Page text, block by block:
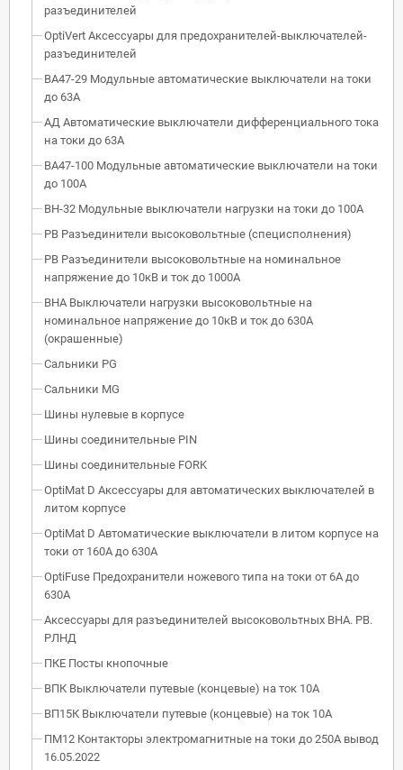
разъединителей
OptiVert Аксессуары для предохранителей-выключателей-
разъединителей
ВА47-29 Модульные автоматические выключатели на токи
до 63А
АД Автоматические выключатели дифференциального тока
на токи до 63А
ВА47-100 Модульные автоматические выключатели на токи
до 100А
ВН-32 Модульные выключатели нагрузки на токи до 100А
РВ Разъединители высоковольтные (специсполнения)
РВ Разъединители высоковольтные на номинальное
напряжение до 10кВ и ток до 1000А
ВНА Выключатели нагрузки высоковольтные на
номинальное напряжение до 10кВ и ток до 630А
(окрашенные)
Сальники PG
Сальники MG
Шины нулевые в корпусе
Шины соединительные PIN
Шины соединительные FORK
OptiMat D Аксессуары для автоматических выключателей в
литом корпусе
OptiMat D Автоматические выключатели в литом корпусе на
токи от 160А до 630А
OptiFuse Предохранители ножевого типа на токи от 6А до
630А
Аксессуары для разъединителей высоковольтных ВНА. РВ.
РЛНД
ПКЕ Посты кнопочные
ВПК Выключатели путевые (концевые) на ток 10А
ВП15К Выключатели путевые (концевые) на ток 10А
ПМ12 Контакторы электромагнитные на токи до 250А вывод
16.05.2022